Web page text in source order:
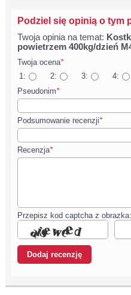
Podziel się opinią o tym
Twoja opinia na temat:
powietrzem 400kg/dzień
Twoja ocena*
1:
2: 3: 4:
Pseudonim*
Podsumowanie recenzji*
Recenzja*
Przepisz kod captcha z obrazka: